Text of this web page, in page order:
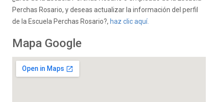
Perchas Rosario, y deseas actualizar la información del perfil
de la Escuela Perchas Rosario?, haz clic aquí.
Mapa Google